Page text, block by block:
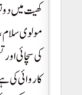
کھیت میں
مولوی
کی سچائی
کاروائی